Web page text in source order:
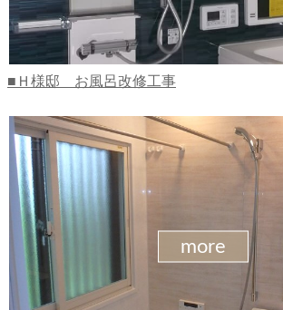
Ｈ様邸 お風呂改修工事
more